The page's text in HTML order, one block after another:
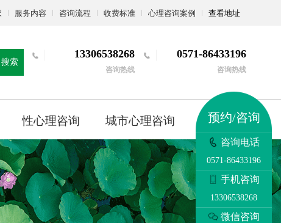
服务内容 咨询流程 收费标准 心理咨询案例 查看地址
搜索
13306538268
咨询热线
0571-86433196
咨询热线
性心理咨询 城市心理咨询 更多
预约/咨询
咨询电话
0571-86433196
手机咨询
13306538268
微信咨询